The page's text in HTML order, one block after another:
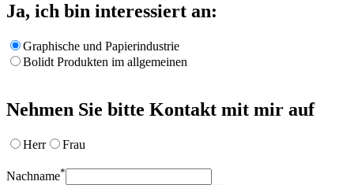
Ja, ich bin interessiert an:
Graphische und Papierindustrie
Bolidt Produkten im allgemeinen
Nehmen Sie bitte Kontakt mit mir auf
Herr Frau
Nachname*